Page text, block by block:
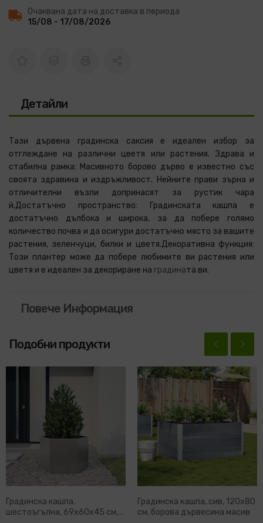
Очаквана дата на доставка в периода
15/08 - 17/08/2026
Детайли
Тази дървена градинска саксия е идеален избор за
отглеждане на различни цветя или растения. Здрава и
стабилна рамка: Масивното борово дърво е известно със
своята здравина и издръжливост. Нейните прави зърна и
отличителни възли допринасят за рустик чара
ѝ.Достатъчно пространство: Градинската кашпа е
достатъчно дълбока и широка, за да побере голямо
количество почва и да осигури достатъчно място за вашите
растения, зеленчуци, билки и цветя.Декоративна функция:
Този плантер може да побере любимите ви растения или
цветя и е идеален за декориране на градината ви.
Повече Информация
Подобни продукти
Градинска кашпа,
шестоъгълна, 69x60x45 см,
Градинска кашпа, сив, 120x80
см, борова дървесина масив